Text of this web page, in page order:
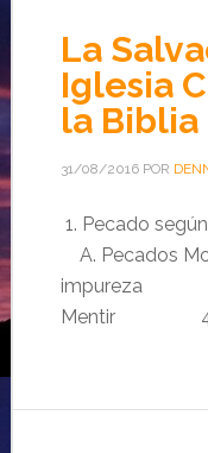
La
Iglesia
la Biblia
31/08/2016POR
1. Pecado
A. Pecados
impureza
Mentir 4).